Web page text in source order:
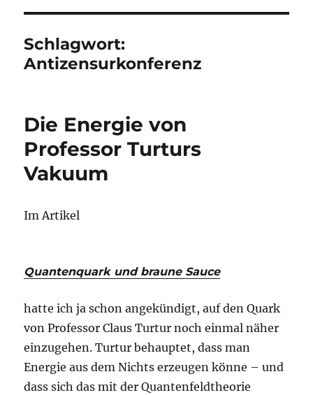
Schlagwort:
Antizensurkonferenz
Die Energie von
Professor Turturs
Vakuum
Im Artikel
Quantenquark und braune Sauce
hatte ich ja schon angekündigt, auf den Quark
von Professor Claus Turtur noch einmal näher
einzugehen. Turtur behauptet, dass man
Energie aus dem Nichts erzeugen könne – und
dass sich das mit der Quantenfeldtheorie